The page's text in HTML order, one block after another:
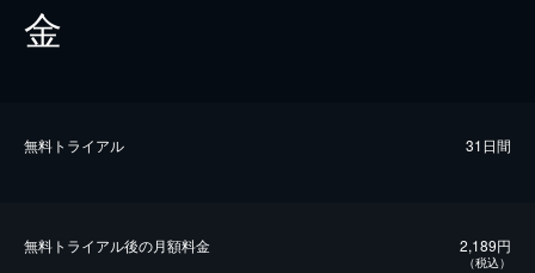
金
無料トライアル 31日間
無料トライアル後の⽉額料金 2,189円
（税込）